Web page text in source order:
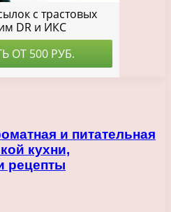
и питательная
кухни,
рецепты